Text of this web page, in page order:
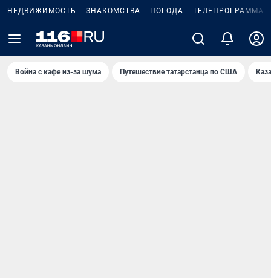
НЕДВИЖИМОСТЬ ЗНАКОМСТВА ПОГОДА ТЕЛЕПРОГРАММА
Война с кафе из-за шума Путешествие татарстанца по США